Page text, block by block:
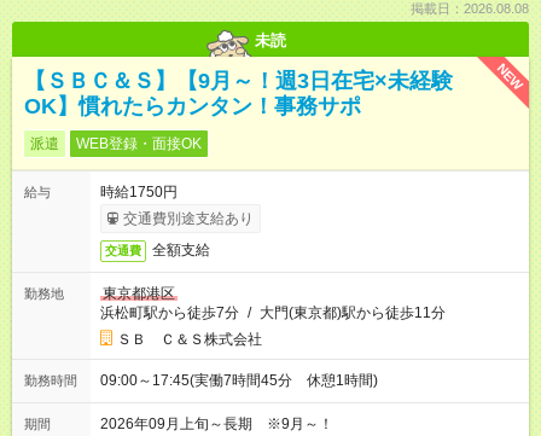
掲載日：2026.08.08
未読
NEW
【ＳＢＣ＆Ｓ】【9月～！週3日在宅×未経験
OK】慣れたらカンタン！事務サポ
派遣 WEB登録・面接OK
給与
時給1750円
交通費別途支給あり
交通費 全額支給
勤務地
東京都港区
浜松町駅から徒歩7分 / 大門(東京都)駅から徒歩11分
ＳＢ Ｃ＆Ｓ株式会社
勤務時間 09:00～17:45(実働7時間45分 休憩1時間)
期間 2026年09月上旬～長期 ※9月～！